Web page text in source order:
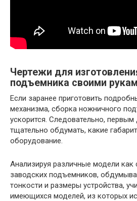
Чертежи для
подъемника своими
Если заранее приготовить
механизма, сборка ножничного
ускорится. Следовательно,
тщательно обдумать, какие
оборудование.
Анализируя различные модели как
заводских подъемников,
тонкости и размеры устройства,
имеющихся моделей, из которых